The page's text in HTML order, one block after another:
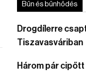
Bűn és bűnhődés
Drogdílerre
Tiszavasváriban
Három pár cipőtt